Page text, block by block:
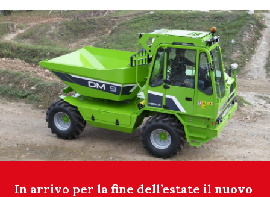
In arrivo per la fine dell’estate il nuovo